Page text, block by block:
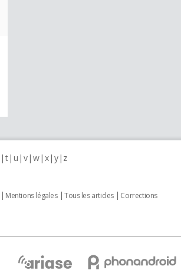
t u v w x y z
Mentions légales Tous les articles
Corrections